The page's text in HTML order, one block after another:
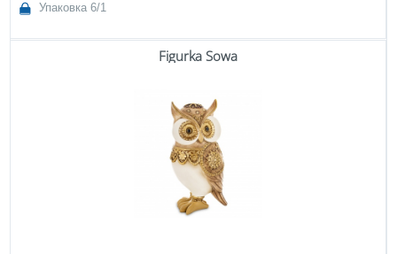
Упаковка 6/1
Figurka Sowa